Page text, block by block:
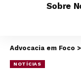
Sobre
Advocacia em Foco >
NOTÍCIAS